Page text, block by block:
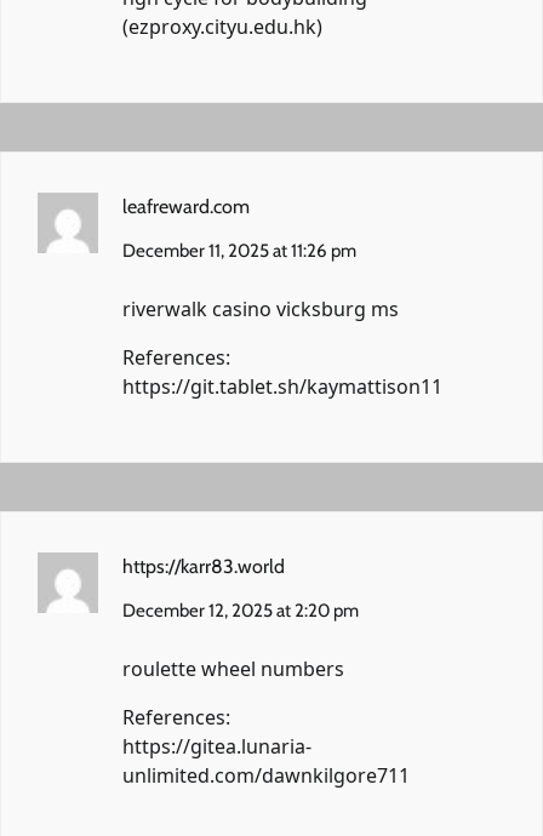
(ezproxy.cityu.edu.hk)
leafreward.com
December 11, 2025 at 11:26 pm
riverwalk casino vicksburg ms
References:
https://git.tablet.sh/kaymattison11
https://karr83.world
December 12, 2025 at 2:20 pm
roulette wheel numbers
References:
https://gitea.lunaria-
unlimited.com/dawnkilgore711